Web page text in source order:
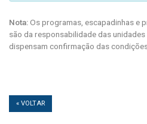
Nota:Os programas, escapadinhas e
são da responsabilidade das
dispensam confirmação das
« VOLTAR